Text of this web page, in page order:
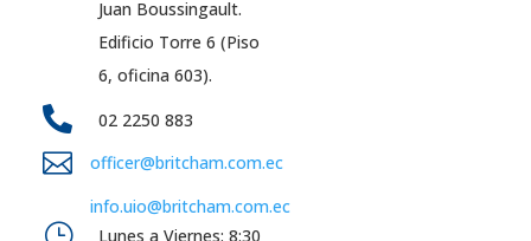
Juan Boussingault.
Edificio Torre 6 (Piso
6, oficina 603).
 02 2250 883

officer@britcham.com.ec
info.uio@britcham.com.ec
}
Lunes a Viernes: 8:30